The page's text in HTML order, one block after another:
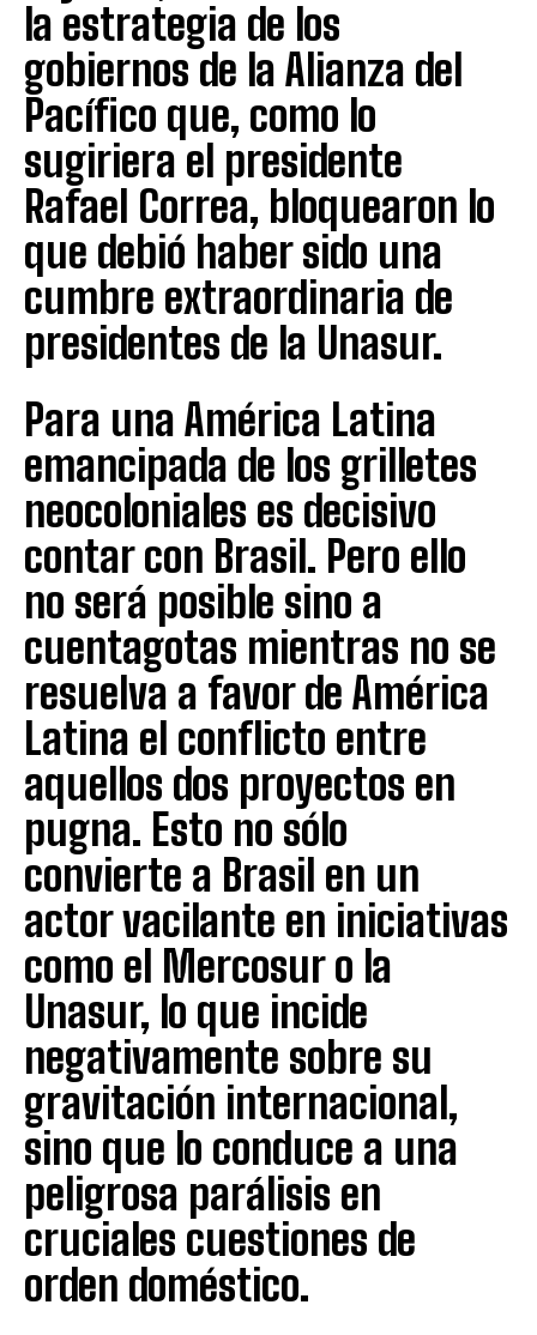
la estrategia de los
gobiernos de la Alianza del
Pacífico que, como lo
sugiriera el presidente
Rafael Correa, bloquearon lo
que debió haber sido una
cumbre extraordinaria de
presidentes de la Unasur.
Para una América Latina
emancipada de los grilletes
neocoloniales es decisivo
contar con Brasil. Pero ello
no será posible sino a
cuentagotas mientras no se
resuelva a favor de América
Latina el conflicto entre
aquellos dos proyectos en
pugna. Esto no sólo
convierte a Brasil en un
actor vacilante en iniciativas
como el Mercosur o la
Unasur, lo que incide
negativamente sobre su
gravitación internacional,
sino que lo conduce a una
peligrosa parálisis en
cruciales cuestiones de
orden doméstico.